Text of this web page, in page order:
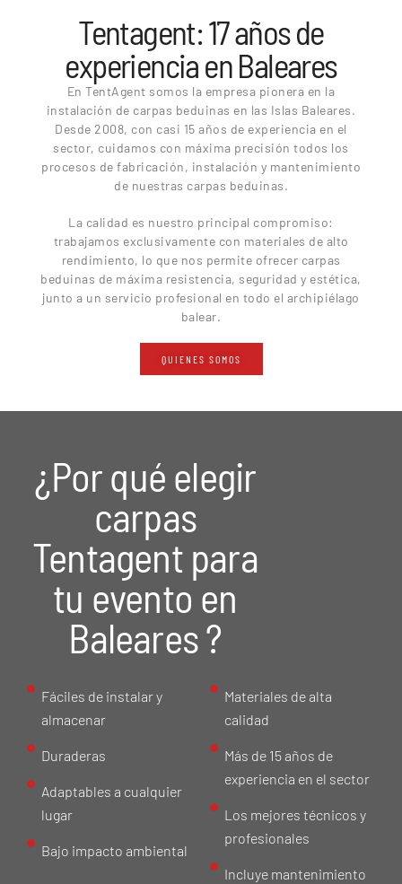
Tentagent: 17 años de
experiencia en Baleares
En TentAgent somos la empresa pionera en la
instalación de carpas beduinas en las Islas Baleares.
Desde 2008, con casi 15 años de experiencia en el
sector, cuidamos con máxima precisión todos los
procesos de fabricación, instalación y mantenimiento
de nuestras carpas beduinas.
La calidad es nuestro principal compromiso:
trabajamos exclusivamente con materiales de alto
rendimiento, lo que nos permite ofrecer carpas
beduinas de máxima resistencia, seguridad y estética,
junto a un servicio profesional en todo el archipiélago
balear.
QUIENES SOMOS
¿Por qué elegir
carpas
Tentagent para
tu evento en
Baleares ?
Fáciles de instalar y
almacenar
Duraderas
Adaptables a cualquier
lugar
Bajo impacto ambiental
Materiales de alta
calidad
Más de 15 años de
experiencia en el sector
Los mejores técnicos y
profesionales
Incluye mantenimiento